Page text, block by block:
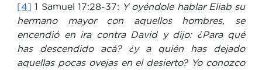
[4] 1 Samuel 17:28-37: Y oyéndole hablar Eliab su
hermano mayor con aquellos hombres, se
encendió en ira contra David y dijo: ¿Para qué
has descendido acá? ¿y a quién has dejado
aquellas pocas ovejas en el desierto? Yo conozco